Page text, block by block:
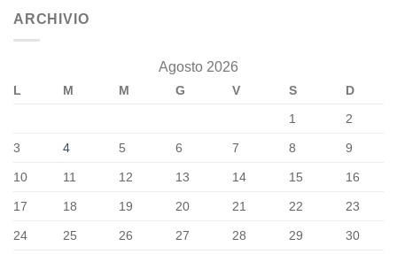
ARCHIVIO
Agosto 2026
L M M G V S
D
1
2
3 4 5 6 7 8 9
10 11 12 13 14 15 16
17 18 19 20 21 22 23
24 25 26 27 28 29 30